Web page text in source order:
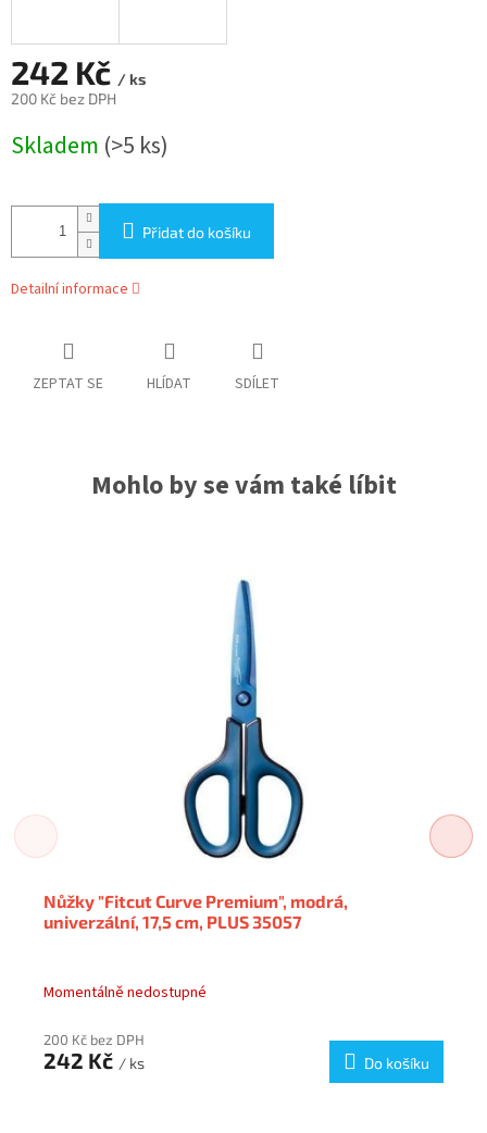
242 Kč / ks
200 Kč bez DPH
cena:
Skladem (>5 ks)
Přidat do košíku
Detailní informace
ZEPTAT SE HLÍDAT SDÍLET
Mohlo by se vám také líbit
Nůžky "Fitcut Curve Premium", modrá,
univerzální, 17,5 cm, PLUS 35057
Momentálně nedostupné
200 Kč bez DPH
242 Kč / ks Do košíku